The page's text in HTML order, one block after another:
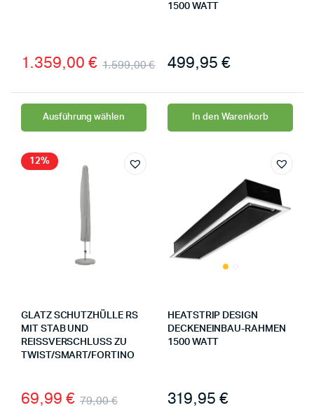
1.599,00€
1.359,00 €
Ausführung wählen
1500 WATT
499,95 €
In den Warenkorb
12%
GLATZ SCHUTZHÜLLE RS
MIT STAB UND
REISSVERSCHLUSS ZU
TWIST/SMART/FORTINO
79,00€
69,99 €
HEATSTRIP DESIGN
DECKENEINBAU-RAHMEN
1500 WATT
319,95 €